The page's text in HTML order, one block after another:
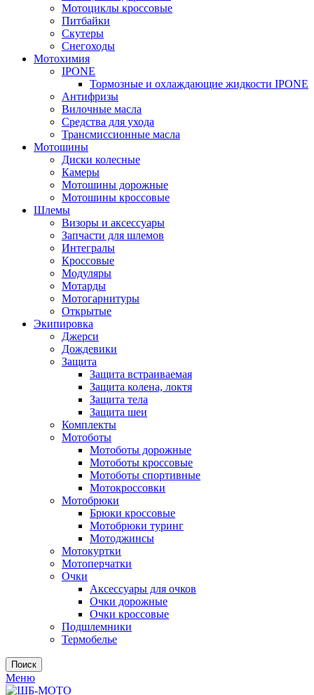
Мотоциклы кроссовые
Питбайки
Скутеры
Снегоходы
Мотохимия
IPONE
Тормозные и охлаждающие жидкости IPONE
Антифризы
Вилочные масла
Средства для ухода
Трансмиссионные масла
Мотошины
Диски колесные
Камеры
Мотошины дорожные
Мотошины кроссовые
Шлемы
Визоры и аксессуары
Запчасти для шлемов
Интегралы
Кроссовые
Модуляры
Мотарды
Мотогарнитуры
Открытые
Экипировка
Джерси
Дождевики
Защита
Защита встраиваемая
Защита колена, локтя
Защита тела
Защита шеи
Комплекты
Мотоботы
Мотоботы дорожные
Мотоботы кроссовые
Мотоботы спортивные
Мотокроссовки
Мотобрюки
Брюки кроссовые
Мотобрюки туринг
Мотоджинсы
Мотокуртки
Мотоперчатки
Очки
Аксессуары для очков
Очки дорожные
Очки кроссовые
Подшлемники
Термобелье
Поиск
Меню